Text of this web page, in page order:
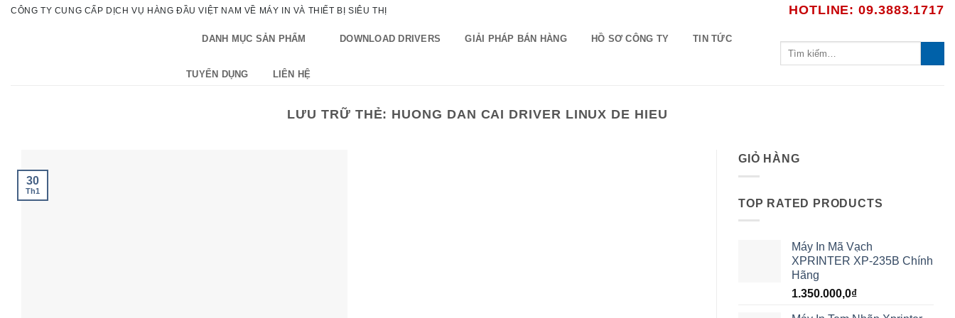
BỏCÔNG TY CUNG CẤP DỊCH VỤ HÀNG ĐẦU VIỆT NAM VỀ MÁY IN VÀ THIẾT BỊ SIÊU THỊ HOTLINE: 09.3883.1717
DANH MỤC SẢN PHẨM DOWNLOAD DRIVERS GIẢI PHÁP BÁN HÀNG HỒ SƠ CÔNG TY TIN TỨC
TUYỂN DỤNG LIÊN HỆ
LƯU TRỮ THẺ: HUONG DAN CAI DRIVER LINUX DE HIEU
30
Th1
GIỎ HÀNG
TOP RATED PRODUCTS
Máy In Mã Vạch
XPRINTER XP-235B Chính
Hãng
1.350.000,0₫